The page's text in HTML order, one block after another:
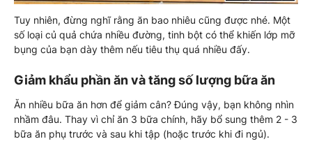
Tuy nhiên, đừng nghĩ rằng ăn bao nhiêu cũng được nhé. Một
số loại củ quả chứa nhiều đường, tinh bột có thể khiến lớp mỡ
bụng của bạn dày thêm nếu tiêu thụ quá nhiều đấy.
Giảm khẩu phần ăn và tăng số lượng bữa ăn
Ăn nhiều bữa ăn hơn để giảm cân? Đúng vậy, bạn không nhìn
nhầm đâu. Thay vì chỉ ăn 3 bữa chính, hãy bổ sung thêm 2 - 3
bữa ăn phụ trước và sau khi tập (hoặc trước khi đi ngủ).